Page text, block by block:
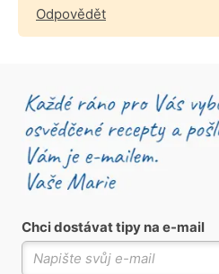
Odpovědět
Chci dostávat tipy na e-mail